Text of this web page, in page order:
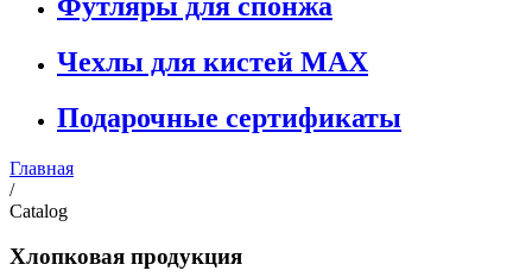
Чехлы для кистей MAX
Подарочные сертификаты
Главная
/
Catalog
Хлопковая продукция